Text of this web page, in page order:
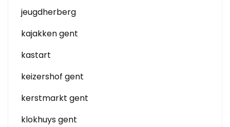
jeugdherberg
kajakken gent
kastart
keizershof gent
kerstmarkt gent
klokhuys gent